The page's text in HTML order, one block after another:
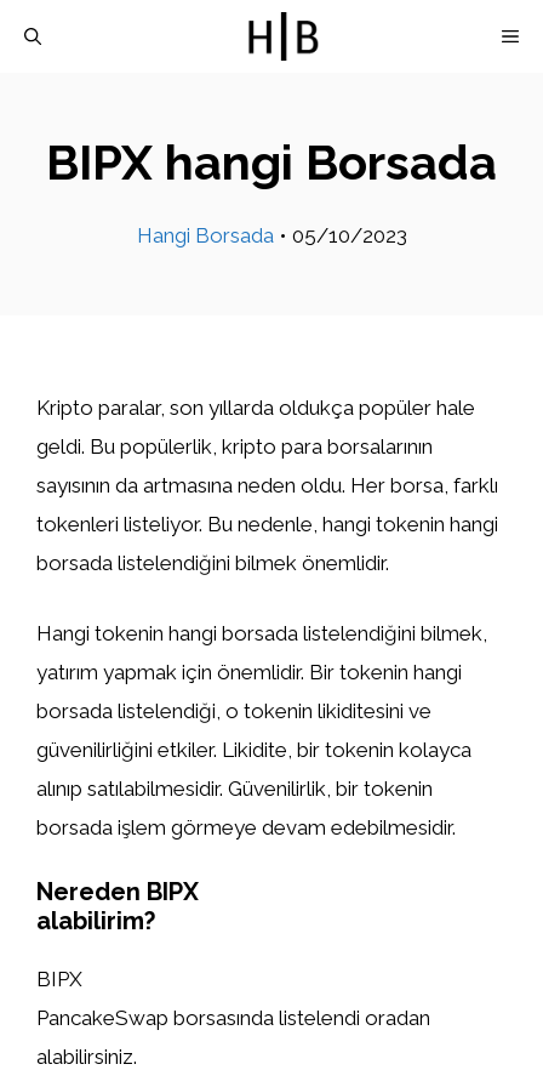
BIPX hangi Borsada
Hangi Borsada • 05/10/2023
Kripto paralar, son yıllarda oldukça popüler hale
geldi. Bu popülerlik, kripto para borsalarının
sayısının da artmasına neden oldu. Her borsa, farklı
tokenleri listeliyor. Bu nedenle, hangi tokenin hangi
borsada listelendiğini bilmek önemlidir.
Hangi tokenin hangi borsada listelendiğini bilmek,
yatırım yapmak için önemlidir. Bir tokenin hangi
borsada listelendiği, o tokenin likiditesini ve
güvenilirliğini etkiler. Likidite, bir tokenin kolayca
alınıp satılabilmesidir. Güvenilirlik, bir tokenin
borsada işlem görmeye devam edebilmesidir.
Nereden BIPX
alabilirim?
BIPX
PancakeSwap borsasında listelendi oradan
alabilirsiniz.